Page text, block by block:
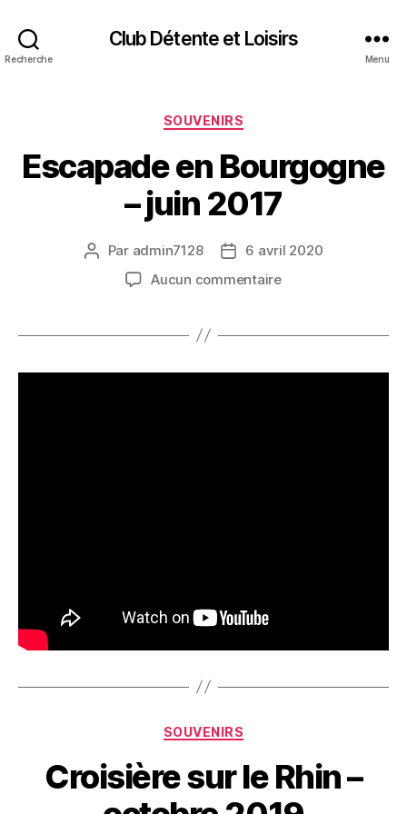
Recherche
Club Détente et Loisirs
Menu
Catégories
SOUVENIRS
Escapade en Bourgogne
– juin 2017
Auteur
l’article
Par admin7128
Date6 avril 2020
Aucun commentairesur
Bourgogne
juin
Catégories
SOUVENIRS
Croisière sur le Rhin –